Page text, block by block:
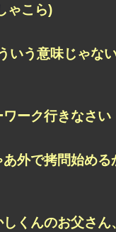
ゃこら)
いう意味じゃな
ワーク行きなさ
あ外で拷問始め
くんのお父さん